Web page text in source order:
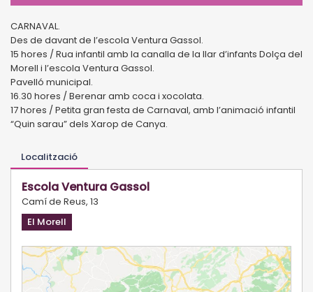
CARNAVAL.
Des de davant de l’escola Ventura Gassol.
15 hores / Rua infantil amb la canalla de la llar d’infants Dolça del
Morell i l’escola Ventura Gassol.
Pavelló municipal.
16.30 hores / Berenar amb coca i xocolata.
17 hores / Petita gran festa de Carnaval, amb l’animació infantil
“Quin sarau” dels Xarop de Canya.
Localització
Escola Ventura Gassol
Camí de Reus, 13
El Morell